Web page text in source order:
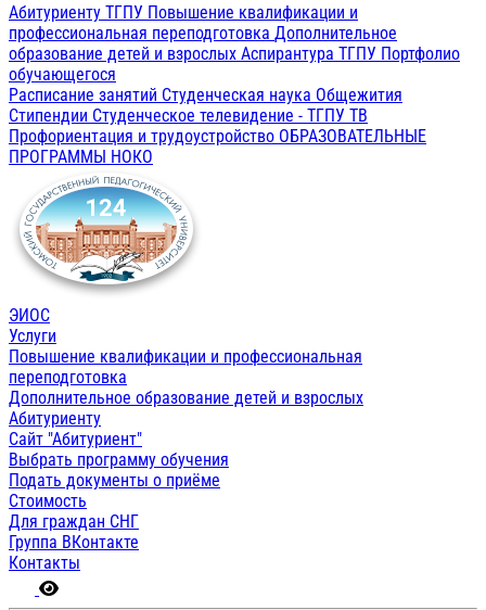
Абитуриенту ТГПУ Повышение квалификации и
профессиональная переподготовка Дополнительное
образование детей и взрослых Аспирантура ТГПУ Портфолио
обучающегося
Расписание занятий Студенческая наука Общежития
Стипендии Студенческое телевидение - ТГПУ ТВ
Профориентация и трудоустройство ОБРАЗОВАТЕЛЬНЫЕ
ПРОГРАММЫ НОКО
ЭИОС
Услуги
Повышение квалификации и профессиональная
переподготовка
Дополнительное образование детей и взрослых
Абитуриенту
Сайт "Абитуриент"
Выбрать программу обучения
Подать документы о приёме
Стоимость
Для граждан СНГ
Группа ВКонтакте
Контакты